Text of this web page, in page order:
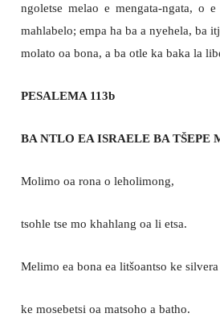
ngoletse melao e mengata-ngata, o
mahlabelo; empa ha ba a nyehela, ba
molato oa bona, a ba otle ka baka la
PESALEMA 113b
BA NTLO EA ISRAELE BA TŠEPE
Molimo oa rona o leholimong,
tsohle tse mo khahlang oa li etsa.
Melimo ea bona ea litšoantso ke
ke mosebetsi oa matsoho a batho.